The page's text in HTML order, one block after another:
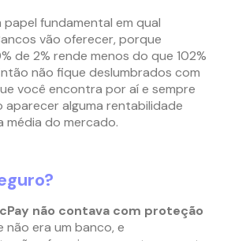
papel fundamental em qual
vão oferecer, porque
de 2% rende menos do que 102%
não fique deslumbrados com
você encontra por aí e sempre
alguma rentabilidade
média do mercado.
não contava com proteção
não era um banco, e